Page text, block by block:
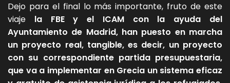
Dejo para el final lo más importante, fruto de este
viaje la FBE y el ICAM con la ayuda del
Ayuntamiento de Madrid, han puesto en marcha
un proyecto real, tangible, es decir, un proyecto
con su correspondiente partida presupuestaria,
que va a implementar en Grecia un sistema eficaz